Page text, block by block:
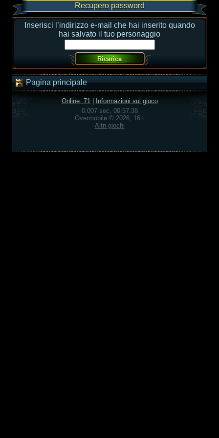
Recupero password
Inserisci l’indirizzo e-mail che hai inserito quando
hai salvato il tuo personaggio
Pagina principale
Online: 71|
Informazioni sul gioco
0.007 sec, 00:57:38
Overmobile © 2026, 16+
Altri giochi